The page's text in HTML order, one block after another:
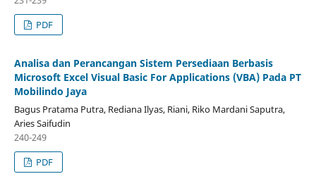
PDF
Analisa dan Perancangan Sistem Persediaan Berbasis
Microsoft Excel Visual Basic For Applications (VBA) Pada PT
Mobilindo Jaya
Bagus Pratama Putra, Rediana Ilyas, Riani, Riko Mardani Saputra,
Aries Saifudin
240-249
PDF